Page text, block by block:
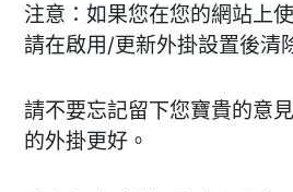
注意：如果您在您的網站上
請在啟用/更新外掛設置後清
請不要忘記留下您寶貴的意
的外掛更好。